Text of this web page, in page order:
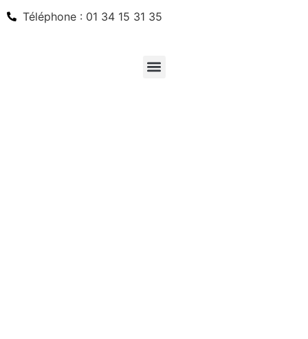
Téléphone : 01 34 15 31 35